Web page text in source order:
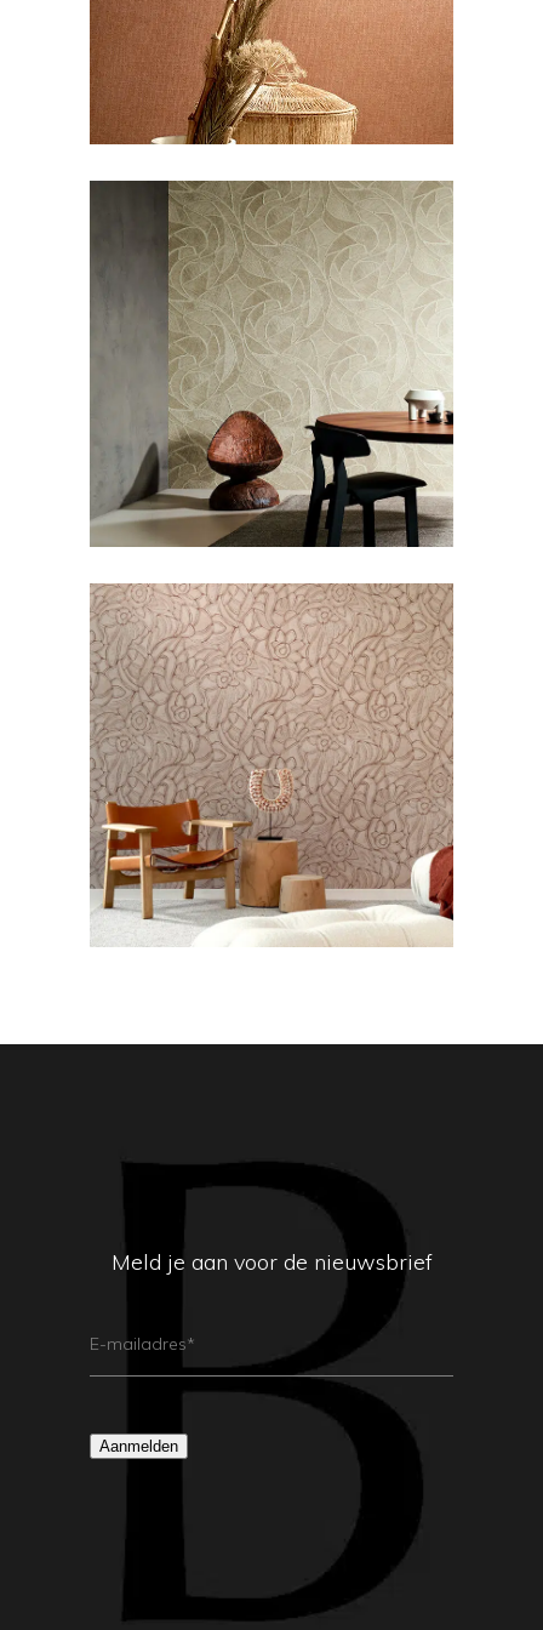
BEHANG STOFFERING
Arte Manila Spiral
BEHANG STOFFERING
Arte Manila Flore
Meld je aan voor de nieuwsbrief
Mailadres
Aanmelden